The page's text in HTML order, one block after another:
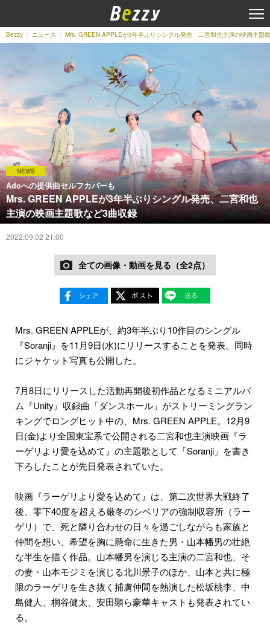
Bezzy ニュース Mrs. GREEN APPLEが3年半ぶりシングル発売、二宮和也主演の映画主題
NEWS
Adoへの提供曲セルフカバーも
Mrs. GREEN APPLEが3年半ぶりシングル発売、二宮和也
主演の映画主題歌など3曲収録
2022.09.02 21:00
全ての画像・動画を見る（全2点）
Mrs. GREEN APPLEが、約3年半ぶり10作目のシングル
『Soranji』を11月9日(水)にリリースすることを発表。同時
にジャケット写真も公開した。
7月8日にリリースした活動再開後初作品となるミニアルバ
ム『Unity』収録曲「ダンスホール」がストリーミングラン
キングでロングヒット中の、Mrs. GREEN APPLE。12月9
日(金)より全国東宝系で公開される二宮和也主演映画『ラ
ーゲリより愛を込めて』の主題歌として「Soranji」を書き
下ろしたことが先日発表されていた。
映画『ラーゲリより愛を込めて』は、第二次世界大戦終了
後、零下40度を超える厳冬のシベリアの強制収容所（ラー
ゲリ）で、死と隣り合わせの日々を過ごしながらも家族と
仲間を想い、希望を胸に懸命に生きた男・山本幡男の壮絶
な半生を描く作品。山本幡男を演じる主演の二宮和也、そ
の妻・山本モジミを演じる北川景子のほか、山本と共に極
限のラーゲリを生き抜く捕虜仲間を熱演した松坂桃李、中
島健人、桐谷健太、安田顕ら豪華キャストも発表されてい
る。